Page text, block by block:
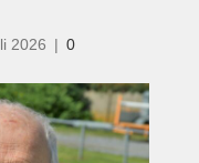
2026 | 0